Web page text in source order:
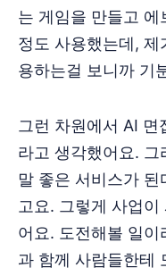
는 게임을 만들고 에
정도 사용했는데,
용하는걸 보니까 기
그런 차원에서 AI 면
라고 생각했어요. 그
말 좋은 서비스가
고요. 그렇게 사업
어요. 도전해볼 일
과 함께 사람들한테